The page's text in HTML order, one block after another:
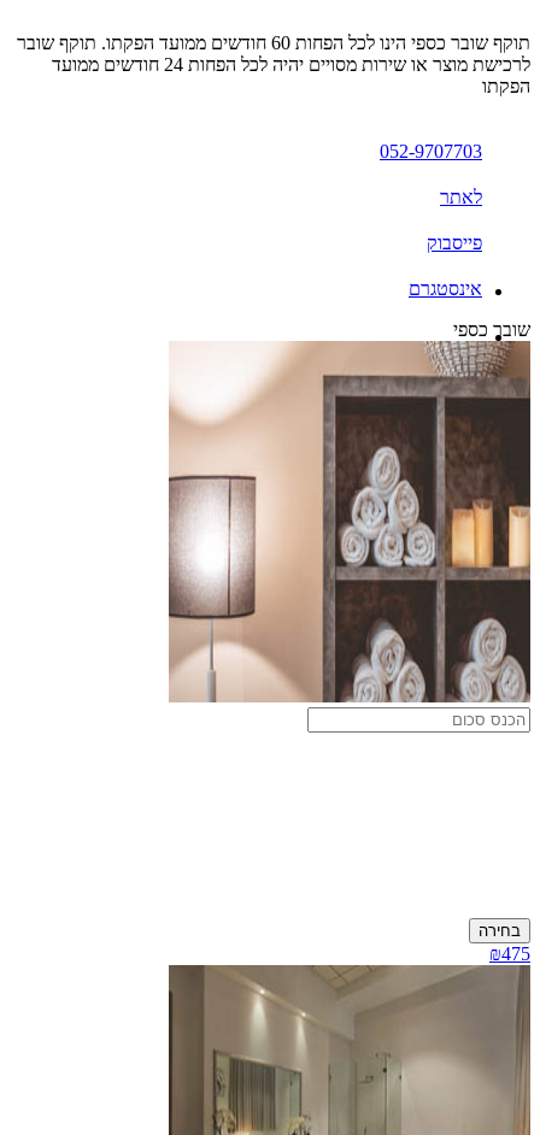
תוקף שובר כספי הינו לכל הפחות 60 חודשים ממועד הפקתו. תוקף שובר
לרכישת מוצר או שירות מסויים יהיה לכל הפחות 24 חודשים ממועד
הפקתו
052-9707703
לאתר
פייסבוק
אינסטגרם
שובר כספי
בחירה
₪475